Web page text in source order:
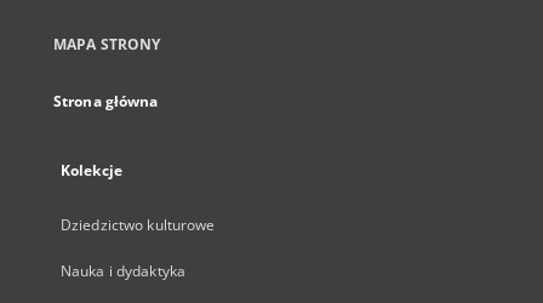
MAPA STRONY
Strona główna
Kolekcje
Dziedzictwo kulturowe
Nauka i dydaktyka